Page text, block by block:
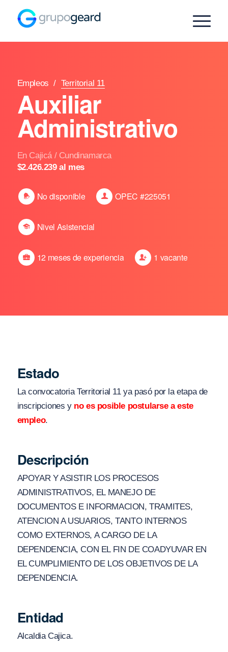
Empleos / Territorial 11
Auxiliar
Administrativo
En Cajicá / Cundinamarca
$2.426.239 al mes
No disponible OPEC #225051
Nivel Asistencial
12 meses de experiencia 1 vacante
Estado
La convocatoria Territorial 11 ya pasó por la etapa de
inscripciones y no es posible postularse a este
empleo.
Descripción
APOYAR Y ASISTIR LOS PROCESOS
ADMINISTRATIVOS, EL MANEJO DE
DOCUMENTOS E INFORMACION, TRAMITES,
ATENCION A USUARIOS, TANTO INTERNOS
COMO EXTERNOS, A CARGO DE LA
DEPENDENCIA, CON EL FIN DE COADYUVAR EN
EL CUMPLIMIENTO DE LOS OBJETIVOS DE LA
DEPENDENCIA.
Entidad
Alcaldia Cajica.